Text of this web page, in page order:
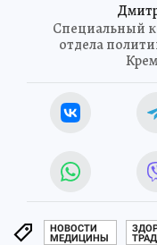
Специальный
отдела
НОВОСТИ
МЕДИЦИНЫ